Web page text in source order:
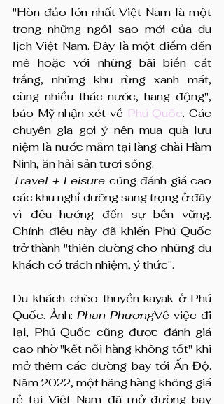
"Hòn đảo lớn nhất Việt Nam là một
trong những ngôi sao mới của du
lịch Việt Nam. Đây là một điểm đến
mê hoặc với những bãi biển cát
trắng, những khu rừng xanh mát,
cùng nhiều thác nước, hang động",
báo Mỹ nhận xét về Phú Quốc. Các
chuyên gia gợi ý nên mua quà lưu
niệm là nước mắm tại làng chài Hàm
Ninh, ăn hải sản tươi sống.
Travel + Leisure cũng đánh giá cao
các khu nghỉ dưỡng sang trọng ở đây
vì đều hướng đến sự bền vững.
Chính điều này đã khiến Phú Quốc
trở thành "thiên đường cho những du
khách có trách nhiệm, ý thức".
Du khách chèo thuyền kayak ở Phú
Quốc. Ảnh: Phan PhươngVề việc đi
lại, Phú Quốc cũng được đánh giá
cao nhờ "kết nối hàng không tốt" khi
mở thêm các đường bay tới Ấn Độ.
Năm 2022, một hãng hàng không giá
rẻ tại Việt Nam đã mở đường bay